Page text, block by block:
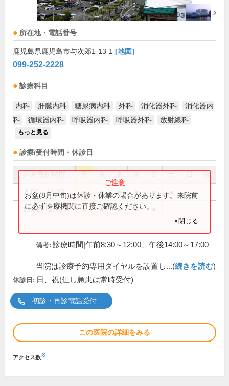
所在地・電話番号
鹿児島県鹿児島市与次郎1-13-1 [地図]
099-252-2228
診療科目
内科 肝臓内科 糖尿病内科 外科 消化器外科
消化器内
科
循環器内科 呼吸器内科 呼吸器外科 放射線科
もっと見る
診療/受付時間・休診日
祝
8:00～11:30 ● ● ● ● ●
13:00～17:00 ● ● ● ●
お盆(8月中旬)は休診・休業の場合があります。来院前
に必ず医療機関に直接ご確認ください。
×閉じる
備考: 診療時間|午前8:30～12:00、午後14:00～17:00
当院は診療予約専用ダイヤルを設置し...(続きを読む)
休診日: 日、祝(但し急患は常時受付)
初診・再診電話受付
この医院の詳細をみる
アクセス数※